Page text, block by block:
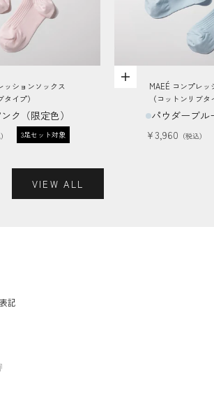
ッションソックス
タイプ）
ク（限定色）
3足セット対象
オプションを選択
MAEÉ コンプレ
（コットンリブ
パウダーブル
セール価格
¥3,960
VIEW ALL
記